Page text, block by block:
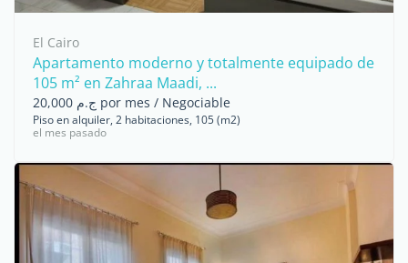
El Cairo
Apartamento moderno y totalmente equipado de
105 m² en Zahraa Maadi, ...
ج.م 20,000 por mes / Negociable
Piso en alquiler, 2 habitaciones, 105 (m2)
el mes pasado